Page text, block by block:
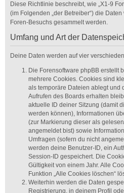
Diese Richtlinie beschreibt, wie „X1-9
(im Folgenden „der Betreiber“) die
Foren-Besuchs gesammelt werden.
Umfang und Art der
Deine Daten werden auf vier
Die Forensoftware phpBB erstellt
mehrere Cookies. Cookies sind
als temporäre Dateien ablegt und
Aufrufen des Boards erhalten
aktuelle ID deiner Sitzung (damit
werden können), Informationen
(zur Markierung dieser als
angemeldet bist) sowie
Umfragen (sofern du nicht
werden deine Benutzer-ID, ein
Session-ID gespeichert. Die
Gültigkeit von einem Jahr. Alle
Funktion „Alle Cookies löschen“
Weiterhin werden die Daten
Registrierung, in deinem Profil